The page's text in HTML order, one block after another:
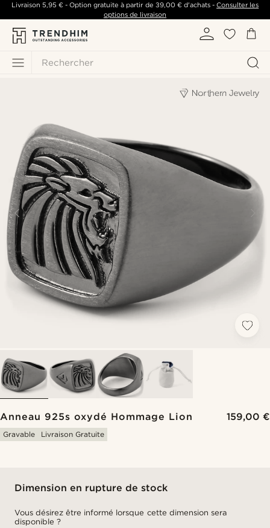
Rechercher
Livraison 5,95 €- Option gratuite à partir de 39,00 €d'achats -Consulter les
options de livraison
Anneau 925s oxydé Hommage Lion 159,00 €
Gravable Livraison Gratuite
Dimension en rupture de stock
Vous désirez être informé lorsque cette dimension sera
disponible ?